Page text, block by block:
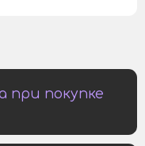
при покупке